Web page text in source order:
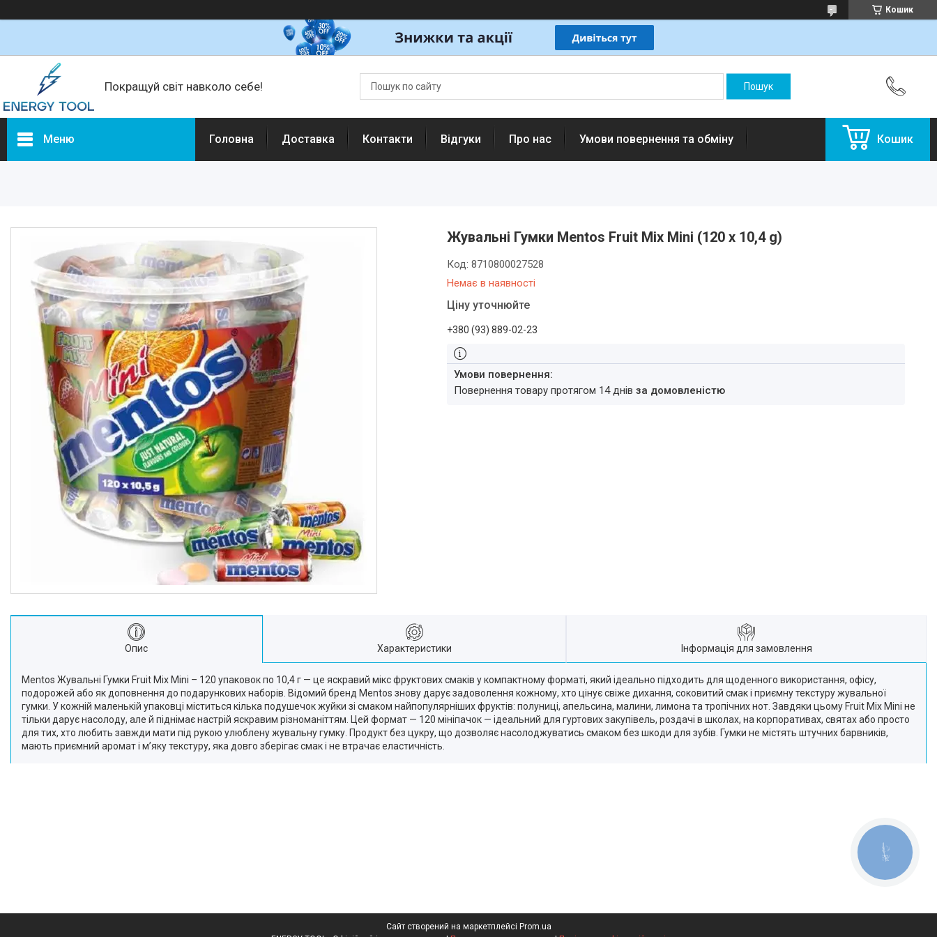
Кошик
Покращуй світ навколо себе!
Меню
Кліматична техніка
Товари для дому
Будівельне обладнання та
інструмент
Oбладнання та пристрої
Садово-паркова техніка
Дача, сад і город
Енергонезалежність
Активний відпочинок, туризм
та хобі
Краса та здоровʼя
Автотовари
Техніка для кухні
Техніка для дому
Електроніка
Краса та Здоров'я
Спорт і туризм
Техніка для дому
Техніка для Кухні
Для тварин
Продукти Живлення
Посуд
Головна Доставка Контакти Відгуки Про нас Умови повернення та обміну Кошик
Жувальні Гумки Mentos Fruit Mix Mini (120 х 10,4 g)
Немає в наявності
Код:8710800027528
Ціну уточнюйте
+380 (93) 889-02-23
повернення товару протягом 14 днівза домовленістю
Опис Характеристики Інформація для замовлення
Mentos Жувальні Гумки Fruit Mix Mini – 120 упаковок по 10,4 г — це яскравий мікс фруктових смаків у компактному форматі, який ідеально підходить для щоденного використання, офісу,
подорожей або як доповнення до подарункових наборів. Відомий бренд Mentos знову дарує задоволення кожному, хто цінує свіже дихання, соковитий смак і приємну текстуру жувальної
гумки. У кожній маленькій упаковці міститься кілька подушечок жуйки зі смаком найпопулярніших фруктів: полуниці, апельсина, малини, лимона та тропічних нот. Завдяки цьому Fruit Mix Mini не
тільки дарує насолоду, але й піднімає настрій яскравим різноманіттям. Цей формат — 120 мініпачок — ідеальний для гуртових закупівель, роздачі в школах, на корпоративах, святах або просто
для тих, хто любить завжди мати під рукою улюблену жувальну гумку. Продукт без цукру, що дозволяє насолоджуватись смаком без шкоди для зубів. Гумки не містять штучних барвників,
мають приємний аромат і м’яку текстуру, яка довго зберігає смак і не втрачає еластичність.
Сайт створений на маркетплейсі Prom.ua
КНОПКА
ЗВ'ЯЗКУ